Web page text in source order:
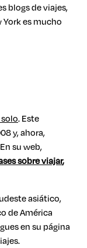
blogs de viajes,
York es mucho
. Este
y, ahora,
su web,
sobre viajar,
asiático,
de América
en su página